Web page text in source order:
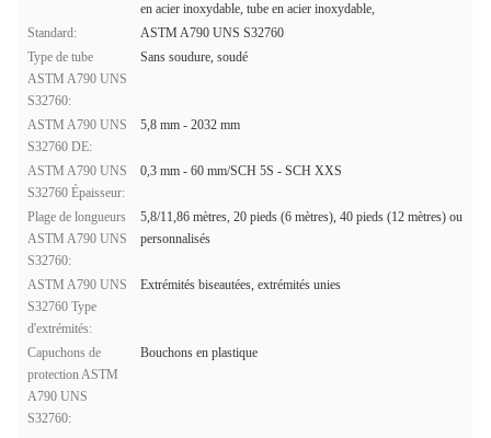
en acier inoxydable, tube en acier inoxydable,
Standard:
ASTM A790 UNS S32760
Type de tube
ASTM A790 UNS
S32760:
Sans soudure, soudé
ASTM A790 UNS
S32760 DE:
5,8 mm - 2032 mm
ASTM A790 UNS
S32760 Épaisseur:
0,3 mm - 60 mm/SCH 5S - SCH XXS
Plage de longueurs
ASTM A790 UNS
S32760:
5,8/11,86 mètres, 20 pieds (6 mètres), 40 pieds (12 mètres) ou
personnalisés
ASTM A790 UNS
S32760 Type
d'extrémités:
Extrémités biseautées, extrémités unies
Capuchons de
protection ASTM
A790 UNS
S32760:
Bouchons en plastique